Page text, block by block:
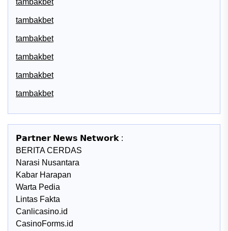
tambakbet
tambakbet
tambakbet
tambakbet
tambakbet
tambakbet
𝗣𝗮𝗿𝘁𝗻𝗲𝗿 𝗡𝗲𝘄𝘀 𝗡𝗲𝘁𝘄𝗼𝗿𝗸 :
BERITA CERDAS
Narasi Nusantara
Kabar Harapan
Warta Pedia
Lintas Fakta
Canlicasino.id
CasinoForms.id